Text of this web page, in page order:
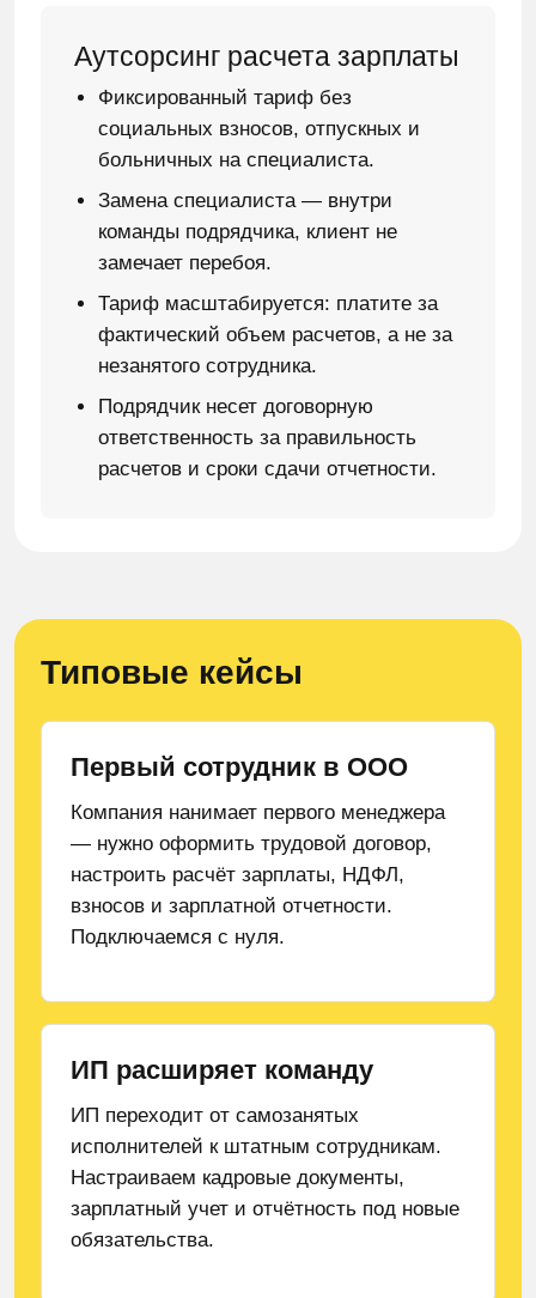
Аутсорсинг расчета зарплаты
Фиксированный тариф без
социальных взносов, отпускных и
больничных на специалиста.
Замена специалиста — внутри
команды подрядчика, клиент не
замечает перебоя.
Тариф масштабируется: платите за
фактический объем расчетов, а не за
незанятого сотрудника.
Подрядчик несет договорную
ответственность за правильность
расчетов и сроки сдачи отчетности.
Типовые кейсы
Первый сотрудник в ООО
Компания нанимает первого менеджера
— нужно оформить трудовой договор,
настроить расчёт зарплаты, НДФЛ,
взносов и зарплатной отчетности.
Подключаемся с нуля.
ИП расширяет команду
ИП переходит от самозанятых
исполнителей к штатным сотрудникам.
Настраиваем кадровые документы,
зарплатный учет и отчётность под новые
обязательства.